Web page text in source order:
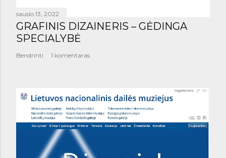
sausio 13, 2022
GRAFINIS DIZAINERIS – GĖDINGA
SPECIALYBĖ
Bendrinti 1 komentaras